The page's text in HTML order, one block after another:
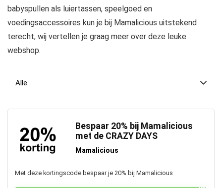
babyspullen als luiertassen, speelgoed en
voedingsaccessoires kun je bij Mamalicious uitstekend
terecht, wij vertellen je graag meer over deze leuke
webshop.
Alle
Bespaar 20% bij Mamalicious
met de CRAZY DAYS
Mamalicious
Met deze kortingscode bespaar je 20% bij Mamalicious